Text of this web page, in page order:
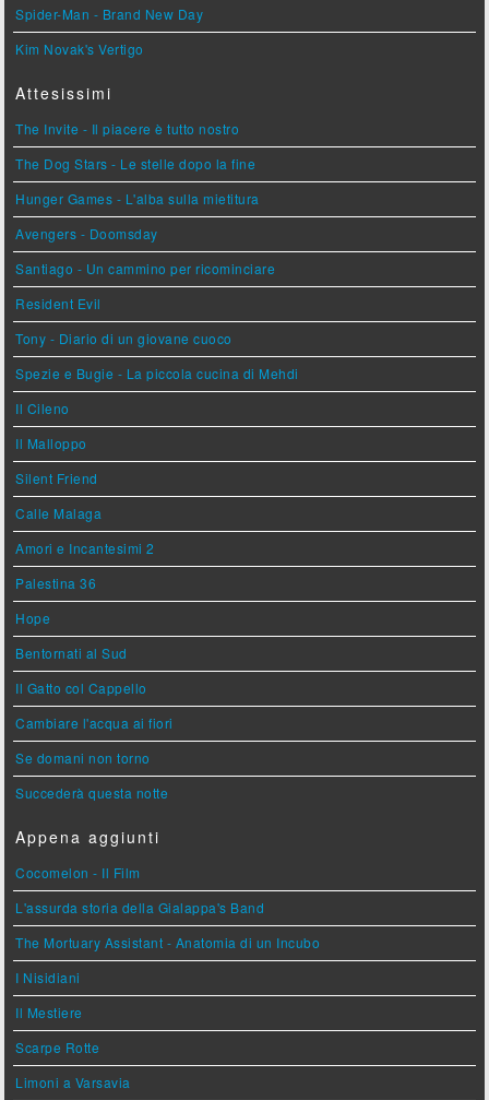
Spider-Man - Brand New Day
Kim Novak's Vertigo
Attesissimi
The Invite - Il piacere è tutto nostro
The Dog Stars - Le stelle dopo la fine
Hunger Games - L'alba sulla mietitura
Avengers - Doomsday
Santiago - Un cammino per ricominciare
Resident Evil
Tony - Diario di un giovane cuoco
Spezie e Bugie - La piccola cucina di Mehdi
Il Cileno
Il Malloppo
Silent Friend
Calle Malaga
Amori e Incantesimi 2
Palestina 36
Hope
Bentornati al Sud
Il Gatto col Cappello
Cambiare l'acqua ai fiori
Se domani non torno
Succederà questa notte
Appena aggiunti
Cocomelon - Il Film
L'assurda storia della Gialappa's Band
The Mortuary Assistant - Anatomia di un Incubo
I Nisidiani
Il Mestiere
Scarpe Rotte
Limoni a Varsavia